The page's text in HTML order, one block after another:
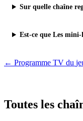
Sur quelle chaîne
Est-ce que Les
← Programme TV du
Toutes les